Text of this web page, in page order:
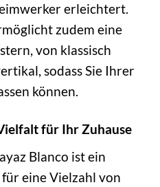
erleichtert.
zudem eine
von klassisch
sodass Sie Ihrer
können.
für Ihr Zuhause
Blanco ist ein
eine Vielzahl von